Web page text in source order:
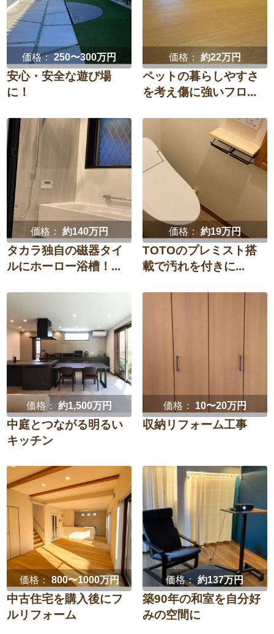
価格：250〜300万円
安心・安全な遊び場
に！
価格： 約22万円
ペットの暮らしやすさ
を考え傷に強いフロ...
価格： 約140万円
タカラ独自の磁器タイ
ルにホーロー浴槽！...
価格： 約19万円
TOTOのプレミスト搭
載で汚れを付きに...
価格：約1,500万円
中庭とつながる明るい
キッチン
価格： 10〜20万円
収納リフォーム工事
価格：800〜1000万円
中古住宅を購入後にフ
ルリフォーム
価格：約137万円
築90年の和室を自分好
みの空間に